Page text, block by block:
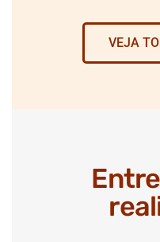
VEJA